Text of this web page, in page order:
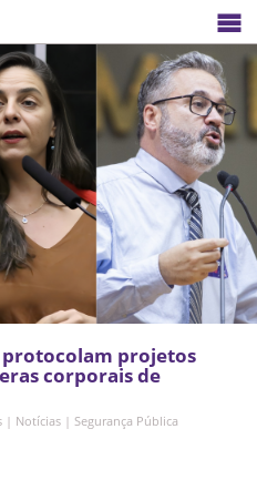
protocolam projetos
corporais de
| Notícias | Segurança Pública